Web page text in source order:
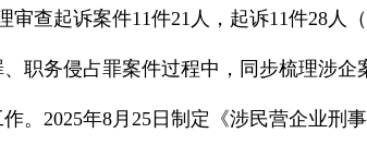
审查起诉案件11件21人，起诉11件28人
职务侵占罪案件过程中，同步梳理涉
。2025年8月25日制定《涉民营企业刑